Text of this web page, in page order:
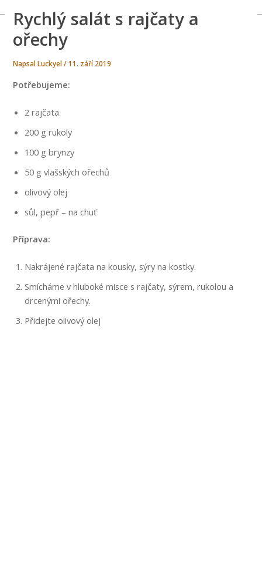
Rychlý salát s rajčaty a
ořechy
NapsalLuckyel/11. září 2019
Potřebujeme:
2 rajčata
200 g rukoly
100 g brynzy
50 g vlašských ořechů
olivový olej
sůl, pepř – na chuť
Příprava:
Nakrájené rajčata na kousky, sýry na kostky.
Smícháme v hluboké misce s rajčaty, sýrem, rukolou a
drcenými ořechy.
Přidejte olivový olej